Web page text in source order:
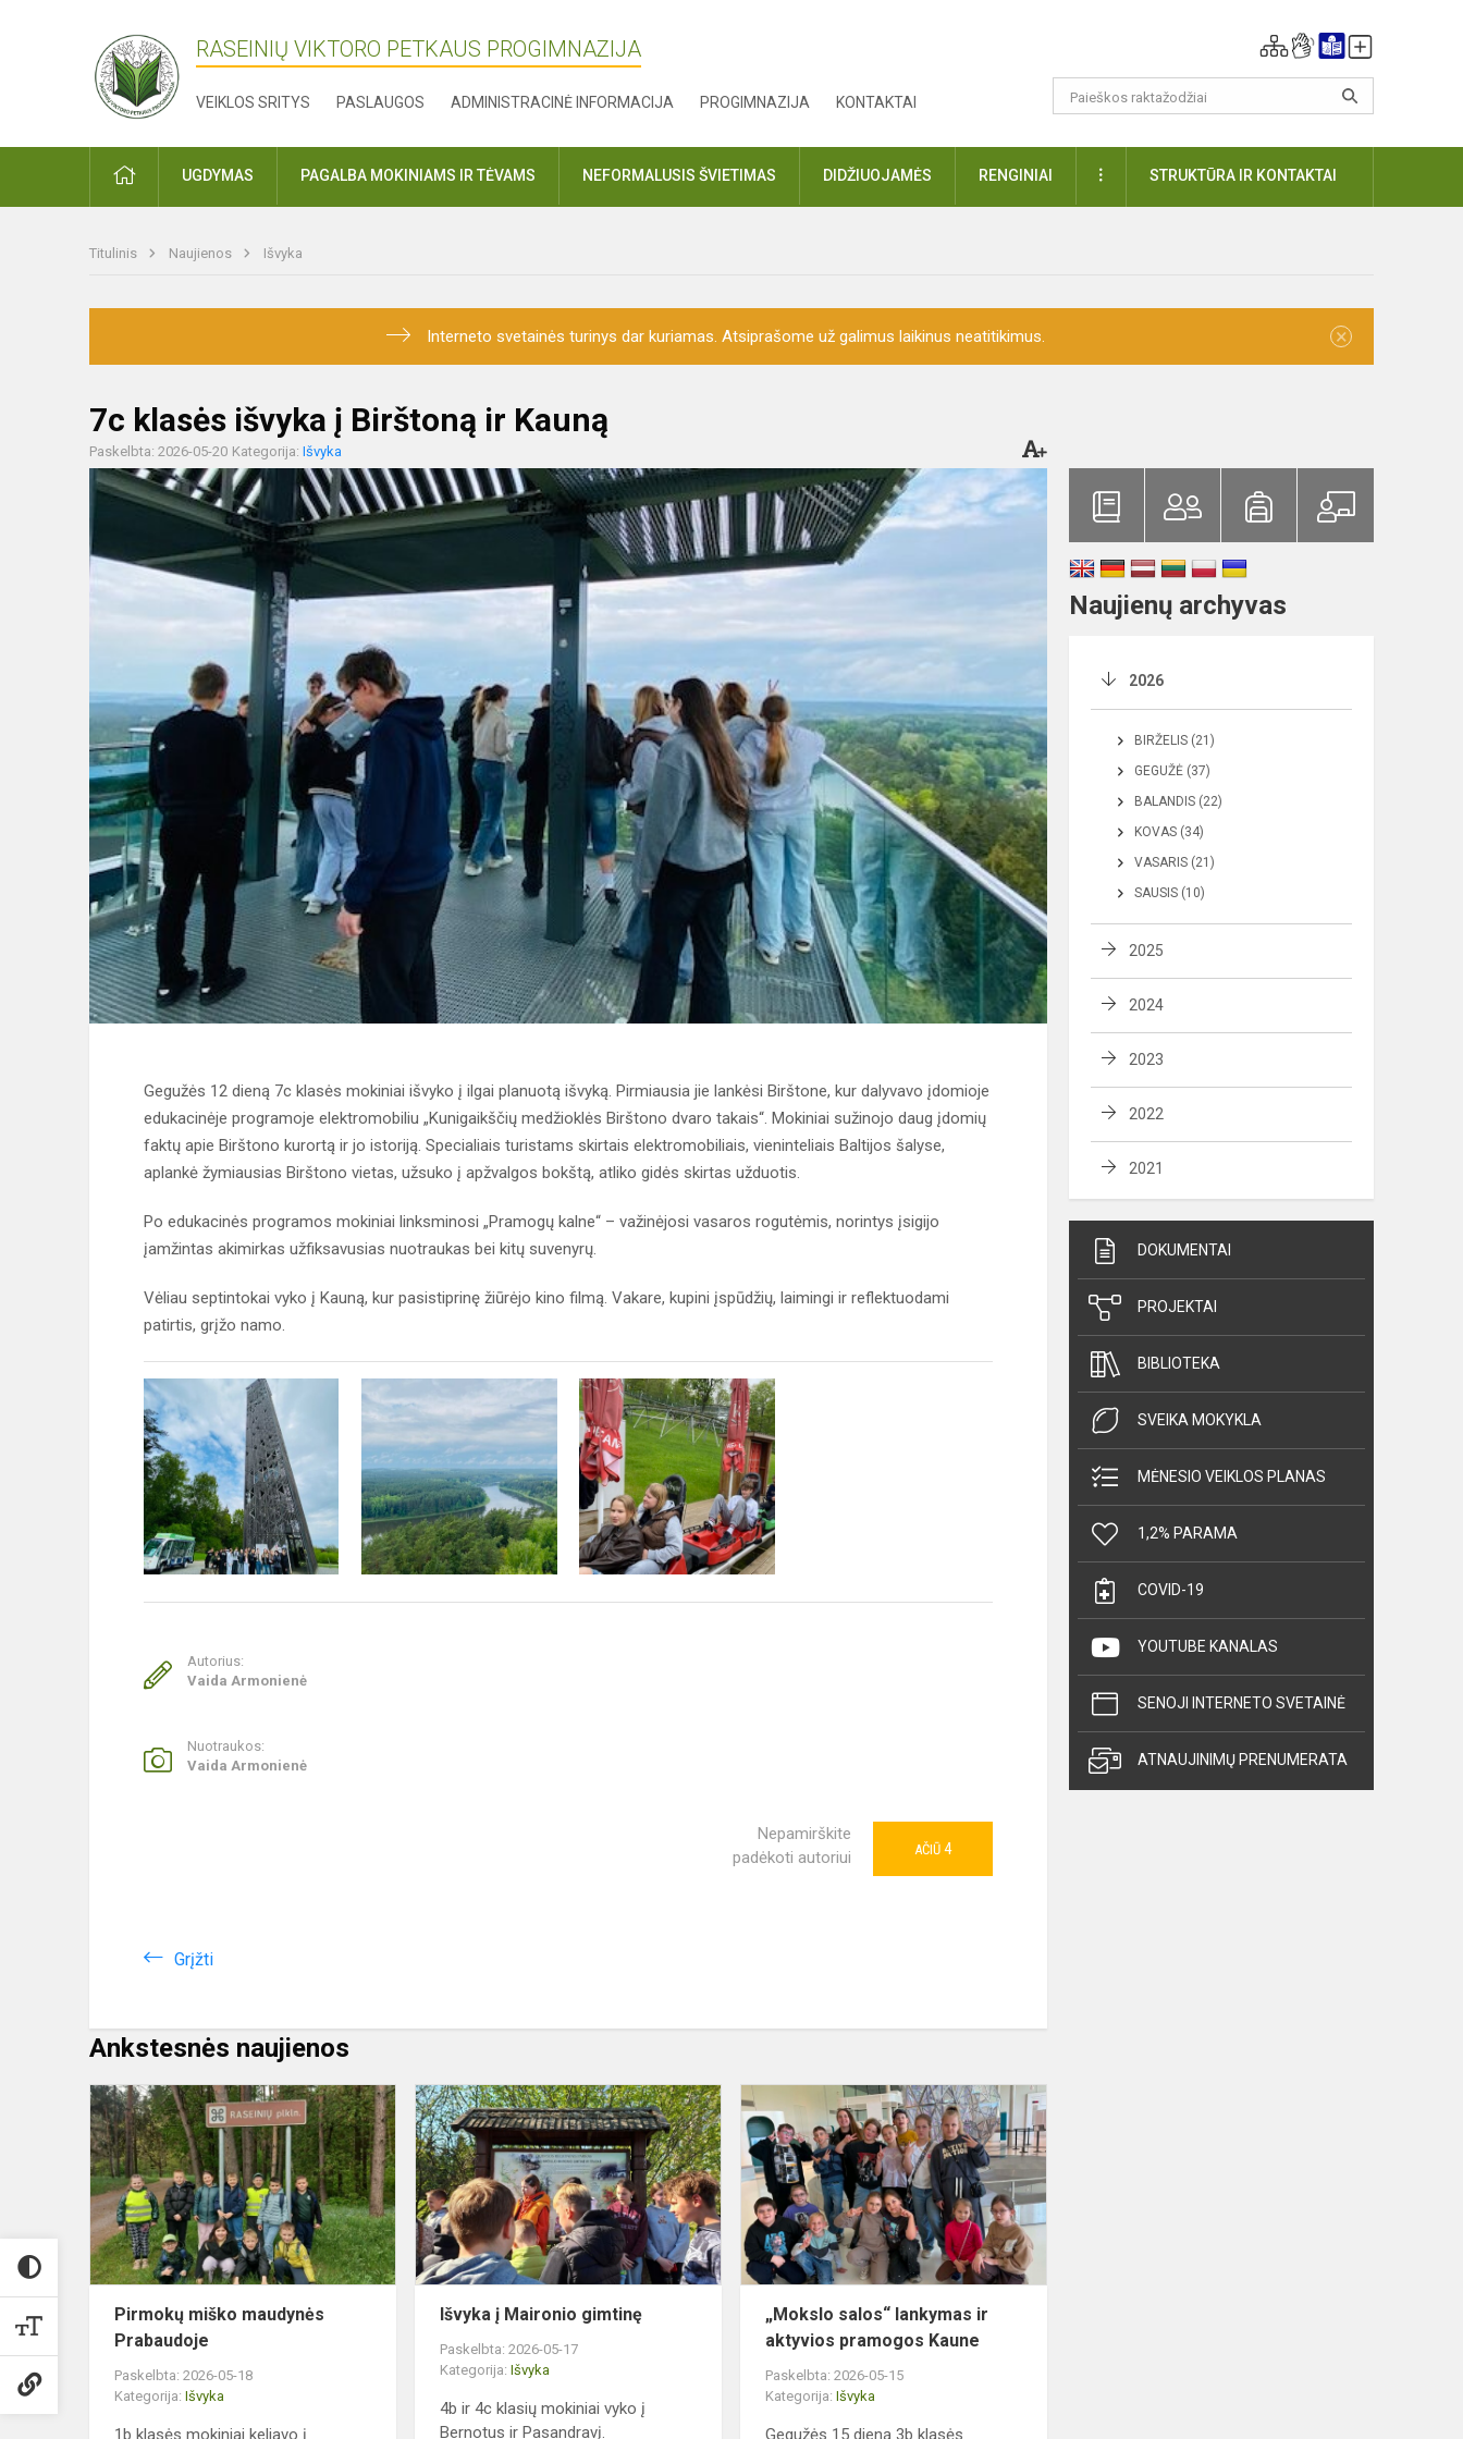
RASEINIŲ VIKTORO PETKAUS PROGIMNAZIJA
VEIKLOS SRITYS PASLAUGOS ADMINISTRACINĖ INFORMACIJA PROGIMNAZIJA KONTAKTAI
PRADŽIAUGDYMAS PAGALBA MOKINIAMS IR TĖVAMS NEFORMALUSIS ŠVIETIMAS DIDŽIUOJAMĖS RENGINIAI DAUGIAUSTRUKTŪRA IR KONTAKTAI
Titulinis Naujienos Išvyka
Interneto svetainės turinys dar kuriamas. Atsiprašome už galimus laikinus neatitikimus. ×
7c klasės išvyka į Birštoną ir Kauną
Paskelbta: 2026-05-20 Kategorija: Išvyka
Gegužės 12 dieną 7c klasės mokiniai išvyko į ilgai planuotą išvyką. Pirmiausia jie lankėsi Birštone, kur dalyvavo įdomioje
edukacinėje programoje elektromobiliu „Kunigaikščių medžioklės Birštono dvaro takais“. Mokiniai sužinojo daug įdomių
faktų apie Birštono kurortą ir jo istoriją. Specialiais turistams skirtais elektromobiliais, vieninteliais Baltijos šalyse,
aplankė žymiausias Birštono vietas, užsuko į apžvalgos bokštą, atliko gidės skirtas užduotis.
Po edukacinės programos mokiniai linksminosi „Pramogų kalne“ – važinėjosi vasaros rogutėmis, norintys įsigijo
įamžintas akimirkas užfiksavusias nuotraukas bei kitų suvenyrų.
Vėliau septintokai vyko į Kauną, kur pasistiprinę žiūrėjo kino filmą. Vakare, kupini įspūdžių, laimingi ir reflektuodami
patirtis, grįžo namo.
Autorius:
Vaida Armonienė
Nuotraukos:
Vaida Armonienė
Nepamirškite
padėkoti autoriui
AČIŪ 4
Grįžti
Ankstesnės naujienos
Pirmokų
miško
maudynės
Prabaudoje
Pirmokų miško maudynės
Prabaudoje
Paskelbta: 2026-05-18
Kategorija: Išvyka
1b klasės mokiniai keliavo į
Išvyka
į
Maironio
gimtinę
Išvyka į Maironio gimtinę
Paskelbta: 2026-05-17
Kategorija:Išvyka
4b ir 4c klasių mokiniai vyko į
Bernotus ir Pasandravį.
„Mokslo
lankymas
ir
aktyvios
pramogos
„Mokslo salos“ lankymas ir
aktyvios pramogos Kaune
Paskelbta: 2026-05-15
Kategorija:Išvyka
Gegužės 15 dieną 3b klasės
Naujienų archyvas
2026
BIRŽELIS (21)
GEGUŽĖ (37)
BALANDIS (22)
KOVAS (34)
VASARIS (21)
SAUSIS (10)
2025
2024
2023
2022
2021
DOKUMENTAI
PROJEKTAI
BIBLIOTEKA
SVEIKA MOKYKLA
MĖNESIO VEIKLOS PLANAS
1,2% PARAMA
COVID-19
YOUTUBE KANALAS
SENOJI INTERNETO SVETAINĖ
ATNAUJINIMŲ PRENUMERATA